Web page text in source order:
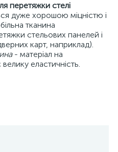
перетяжки стелі
дуже хорошою міцністю і
тканина
стельових панелей і
карт, наприклад).
- матеріал на
еластичність.